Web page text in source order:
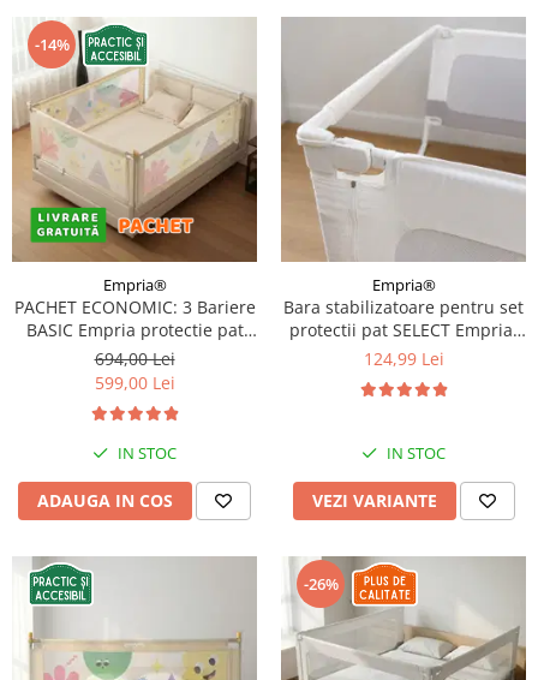
-14%
Empria®
PACHET ECONOMIC: 3 Bariere
BASIC Empria protectie pat
160X200 cm + bara
stabilizatoare
694,00 Lei
599,00 Lei
IN STOC
ADAUGA IN COS
Empria®
Bara stabilizatoare pentru set
protectii pat SELECT Empria,
stabilizator metalic, Diverse
124,99 Lei
IN STOC
VEZI VARIANTE
-26%